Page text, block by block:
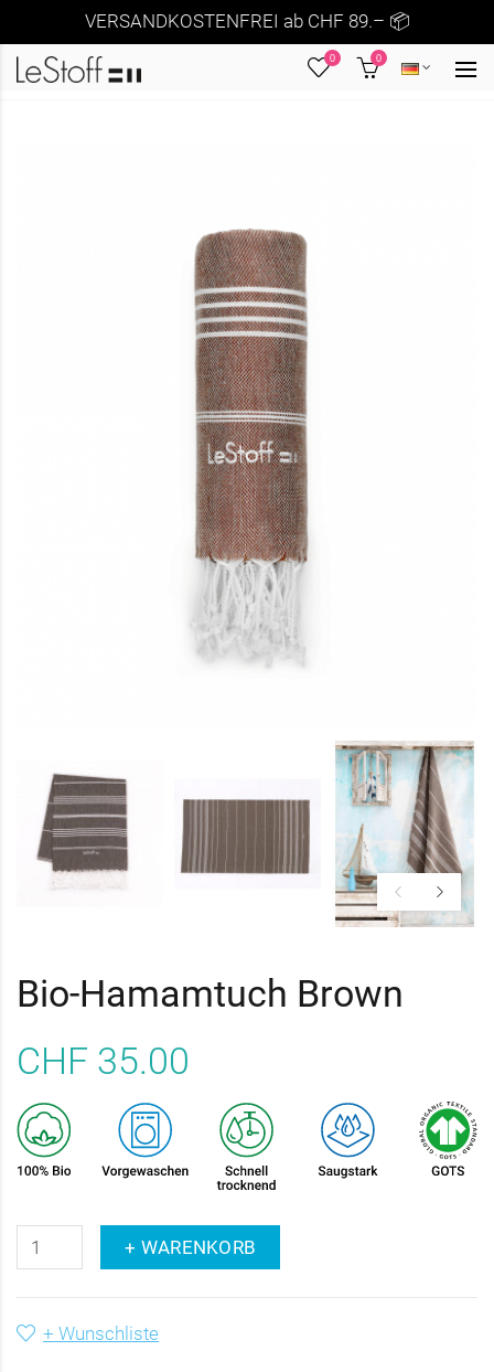
VERSANDKOSTENFREI ab CHF 89.– 📦
0 0
Bio-Hamamtuch Brown
CHF 35.00
+ WARENKORB
+ Wunschliste